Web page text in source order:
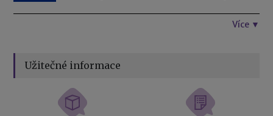
Více ▼
Užitečné informace